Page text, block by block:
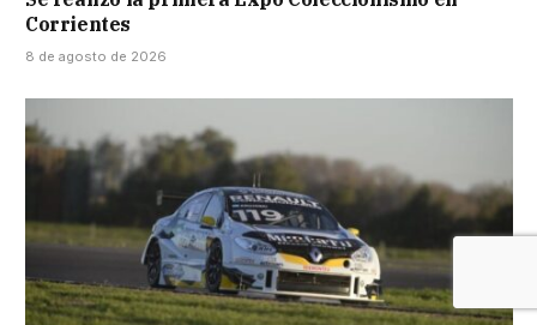
Corrientes
8 de agosto de 2026